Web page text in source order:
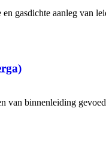
gasdichte aanleg van
van binnenleiding